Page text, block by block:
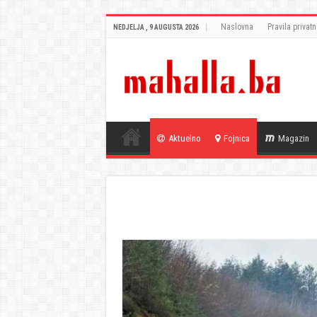
NEDJELJA , 9 AUGUSTA 2026 Naslovna Pravila
Aktuelno Fojnica Magazin